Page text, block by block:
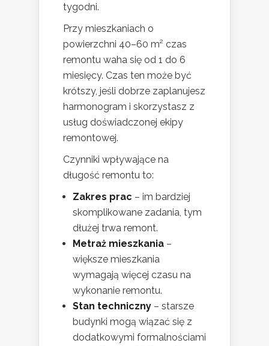
tygodni.
Przy mieszkaniach o
powierzchni 40–60 m² czas
remontu waha się od 1 do 6
miesięcy. Czas ten może być
krótszy, jeśli dobrze zaplanujesz
harmonogram i skorzystasz z
usług doświadczonej ekipy
remontowej.
Czynniki wpływające na
długość remontu to:
Zakres prac – im bardziej
skomplikowane zadania, tym
dłużej trwa remont.
Metraż mieszkania –
większe mieszkania
wymagają więcej czasu na
wykonanie remontu.
Stan techniczny – starsze
budynki mogą wiązać się z
dodatkowymi formalnościami